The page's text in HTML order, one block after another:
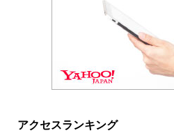
アクセスランキング